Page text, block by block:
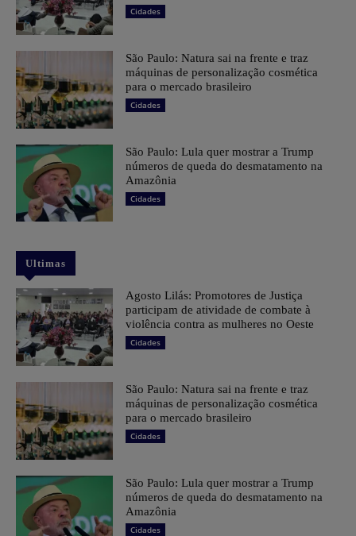
Cidades
São Paulo: Natura sai na frente e traz
máquinas de personalização cosmética
para o mercado brasileiro
Cidades
São Paulo: Lula quer mostrar a Trump
números de queda do desmatamento na
Amazônia
Cidades
Ultimas
Agosto Lilás: Promotores de Justiça
participam de atividade de combate à
violência contra as mulheres no Oeste
Cidades
São Paulo: Natura sai na frente e traz
máquinas de personalização cosmética
para o mercado brasileiro
Cidades
São Paulo: Lula quer mostrar a Trump
números de queda do desmatamento na
Amazônia
Cidades